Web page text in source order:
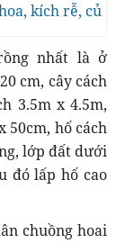
kích rễ, củ
nhất là ở
cm, cây cách
3.5m x 4.5m,
50cm, hố cách
lớp đất dưới
đó lấp hố cao
chuồng hoai